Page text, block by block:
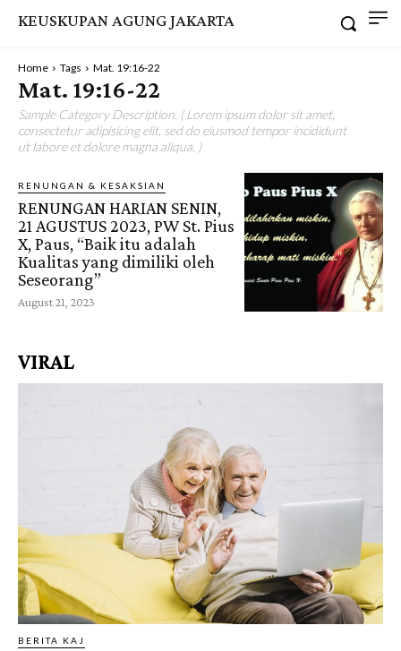
KEUSKUPAN AGUNG JAKARTA
Home Tags Mat. 19:16-22
Mat. 19:16-22
Sample Category Description. ( Lorem ipsum dolor sit amet,
consectetur adipisicing elit, sed do eiusmod tempor incididunt
ut labore et dolore magna aliqua. )
RENUNGAN & KESAKSIAN
RENUNGAN HARIAN SENIN,
21 AGUSTUS 2023, PW St. Pius
X, Paus, “Baik itu adalah
Kualitas yang dimiliki oleh
Seseorang”
August 21, 2023
VIRAL
BERITA KAJ